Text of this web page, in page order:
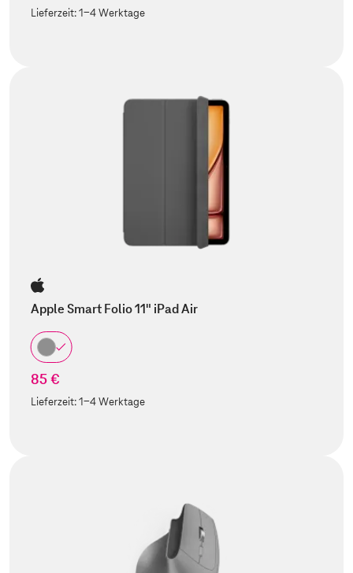
Lieferzeit:1-4 Werktage
Apple Smart Folio 11" iPad Air
85 €
Lieferzeit:1-4 Werktage